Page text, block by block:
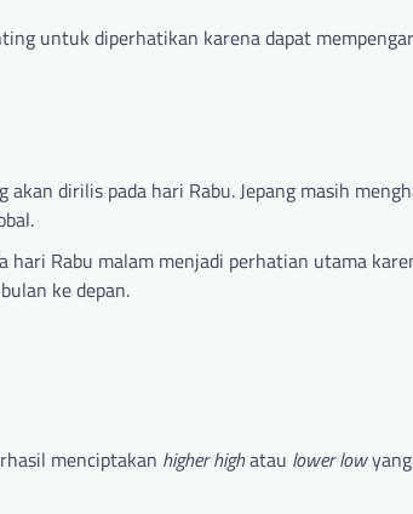
untuk diperhatikan karena dapat
akan dirilis pada hari Rabu. Jepang masih
hari Rabu malam menjadi perhatian utama
ke depan.
menciptakan higher highatau lower low